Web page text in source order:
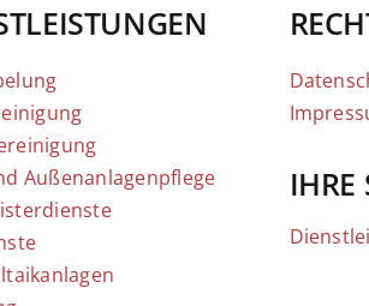
Außenanlagenpflege
IHRE